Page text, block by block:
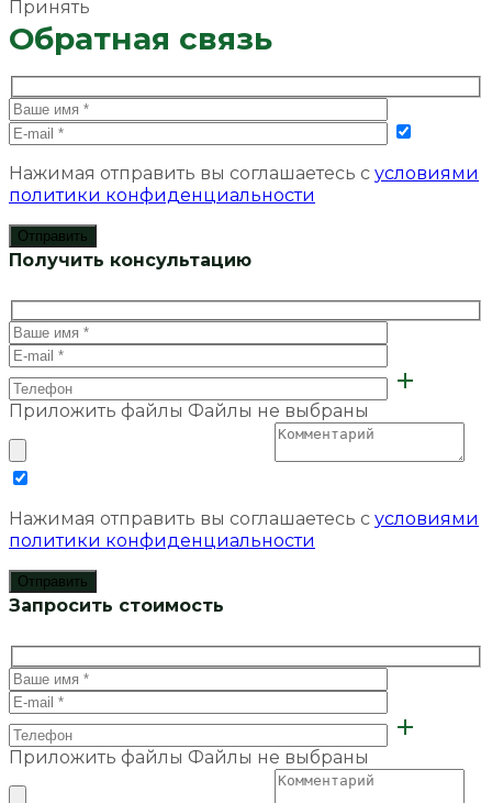
Принять
Обратная связь
Нажимая отправить вы соглашаетесь с условиями
политики конфиденциальности
Получить консультацию
Приложить файлы Файлы не выбраны
Нажимая отправить вы соглашаетесь с условиями
политики конфиденциальности
Запросить стоимость
Приложить файлы Файлы не выбраны